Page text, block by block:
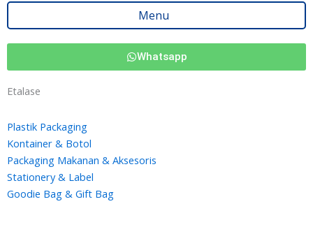
Menu
Whatsapp
Etalase
Plastik Packaging
Kontainer & Botol
Packaging Makanan & Aksesoris
Stationery & Label
Goodie Bag & Gift Bag